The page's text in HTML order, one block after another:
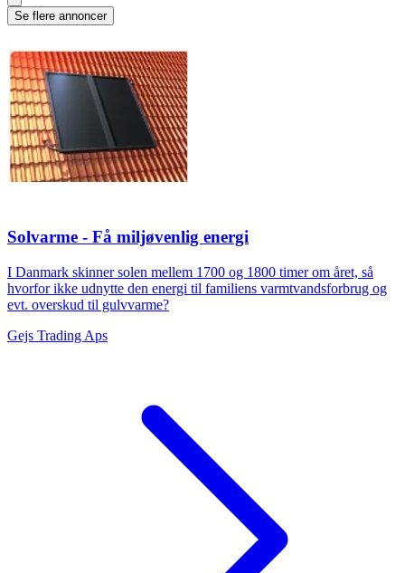
Se flere annoncer
Solvarme - Få miljøvenlig energi
I Danmark skinner solen mellem 1700 og 1800 timer om året, så
hvorfor ikke udnytte den energi til familiens varmtvandsforbrug og
evt. overskud til gulvvarme?
Gejs Trading Aps